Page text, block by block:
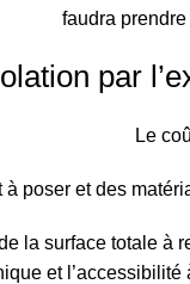
faudra
par
Le
poser et des
la surface totale à
et l’accessibilité